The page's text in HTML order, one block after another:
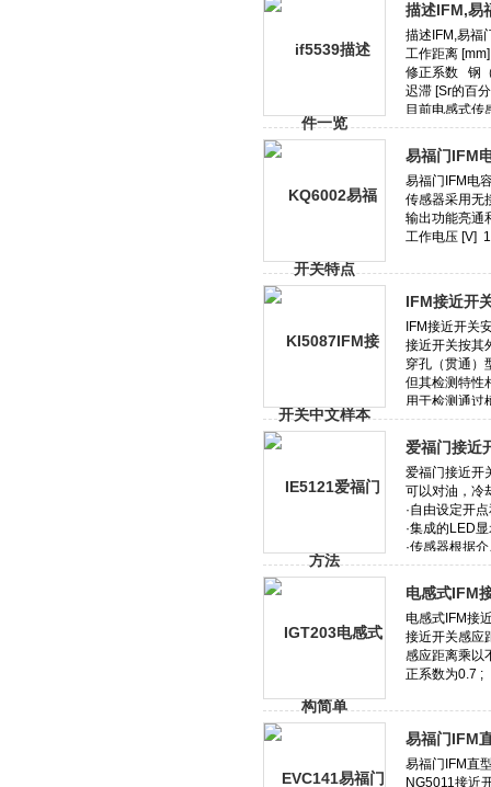
描述IFM,易
易福门IFM
IFM接近开
爱福门接近
电感式IFM
易福门IFM